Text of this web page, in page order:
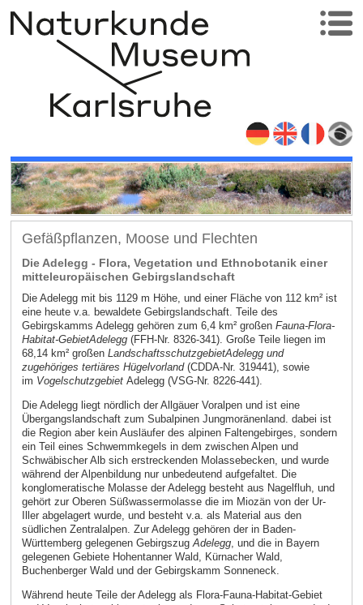
Gefäßpflanzen, Moose und Flechten
Die Adelegg - Flora, Vegetation und Ethnobotanik einer
mitteleuropäischen Gebirgslandschaft
Die Adelegg mit bis 1129 m Höhe, und einer Fläche von 112 km² ist
eine heute v.a. bewaldete Gebirgslandschaft. Teile des
Gebirgskamms Adelegg gehören zum 6,4 km² großen Fauna-Flora-
Habitat-GebietAdelegg(FFH-Nr. 8326-341). Große Teile liegen im
68,14 km² großen LandschaftsschutzgebietAdelegg und
zugehöriges tertiäres Hügelvorland(CDDA-Nr. 319441), sowie
im VogelschutzgebietAdelegg (VSG-Nr. 8226-441).
Die Adelegg liegt nördlich der Allgäuer Voralpen und ist eine
Übergangslandschaft zum Subalpinen Jungmoränenland. dabei ist
die Region aber kein Ausläufer des alpinen Faltengebirges, sondern
ein Teil eines Schwemmkegels in dem zwischen Alpen und
Schwäbischer Alb sich erstreckenden Molassebecken, und wurde
während der Alpenbildung nur unbedeutend aufgefaltet. Die
konglomeratische Molasse der Adelegg besteht aus Nagelfluh, und
gehört zur Oberen Süßwassermolasse die im Miozän von der Ur-
Iller abgelagert wurde, und besteht v.a. als Material aus den
südlichen Zentralalpen. Zur Adelegg gehören der in Baden-
Württemberg gelegenen GebirgszugAdelegg, und die in Bayern
gelegenen Gebiete Hohentanner Wald, Kürnacher Wald,
Buchenberger Wald und der Gebirgskamm Sonneneck.
Während heute Teile der Adelegg als Flora-Fauna-Habitat-Gebiet